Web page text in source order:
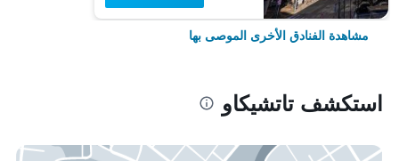
مشاهدة الفنادق الأخرى الموصى بها
استكشف تاتشيكاو